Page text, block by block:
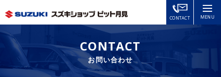
MENU
CONTACT
CONTACT
お問い合わせ